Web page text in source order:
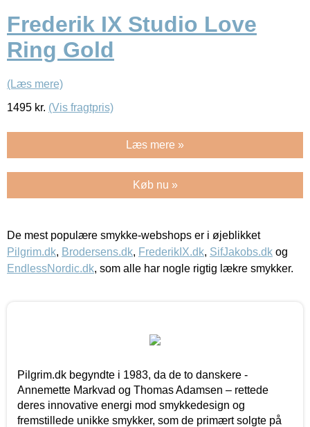
Frederik IX Studio Love
Ring Gold
(Læs mere)
1495 kr. (Vis fragtpris)
Læs mere »
Køb nu »
De mest populære smykke-webshops er i øjeblikket
Pilgrim.dk, Brodersens.dk, FrederikIX.dk, SifJakobs.dk og
EndlessNordic.dk, som alle har nogle rigtig lækre smykker.
Pilgrim.dk begyndte i 1983, da de to danskere -
Annemette Markvad og Thomas Adamsen – rettede
deres innovative energi mod smykkedesign og
fremstillede unikke smykker, som de primært solgte på